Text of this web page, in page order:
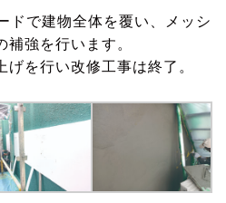
ドで建物全体を覆い、メッシ
補強を行います。
を行い改修工事は終了。